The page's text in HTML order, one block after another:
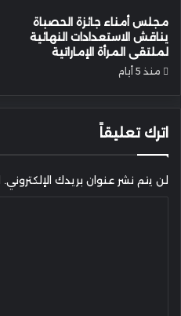
مجلس أمناء جائزة الحصباة
يناقش الاستعدادات النهائية
لملتقى المرأة الإماراتية
منذ 5 أيام
اترك تعليقاً
لن يتم نشر عنوان بريدك الإلكتروني.